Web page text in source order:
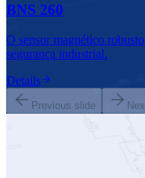
BNS 260
O sensor magnético
segurança industrial.
Details
Previous slide